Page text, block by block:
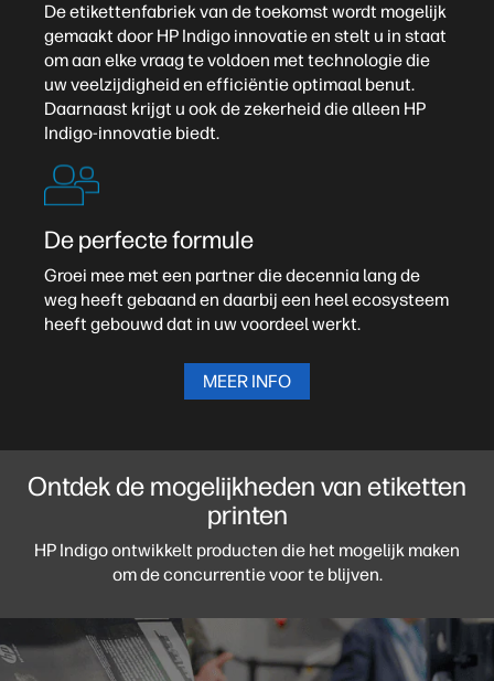
De etikettenfabriek van de toekomst wordt mogelijk
gemaakt door HP Indigo innovatie en stelt u in staat
om aan elke vraag te voldoen met technologie die
uw veelzijdigheid en efficiëntie optimaal benut.
Daarnaast krijgt u ook de zekerheid die alleen HP
Indigo-innovatie biedt.
De perfecte formule
Groei mee met een partner die decennia lang de
weg heeft gebaand en daarbij een heel ecosysteem
heeft gebouwd dat in uw voordeel werkt.
MEER INFO
Ontdek de mogelijkheden van etiketten
printen
HP Indigo ontwikkelt producten die het mogelijk maken
om de concurrentie voor te blijven.